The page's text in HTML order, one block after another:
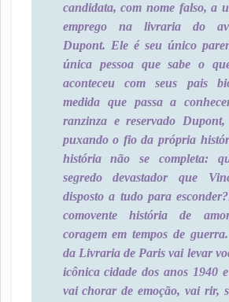
candidata, com nome falso, a
emprego na livraria do
Dupont. Ele é seu único
única pessoa que sabe o
aconteceu com seus pais
medida que passa a
ranzinza e reservado
puxando o fio da própria
história não se completa:
segredo devastador que
disposto a tudo para esconder?
comovente história de
coragem em tempos de
da Livraria de Paris vai levar
icônica cidade dos anos 1940
vai chorar de emoção, vai rir,